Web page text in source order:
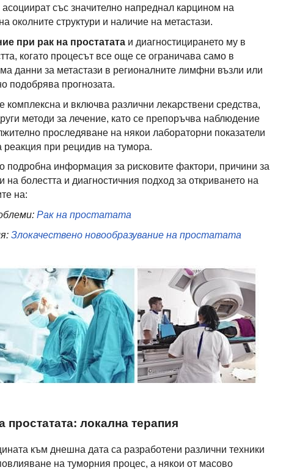
със значително напреднал карцином на
околните структури и наличие на метастази.
при рак на простатата и диагностицирането му в
когато процесът все още се ограничава само в
данни за метастази в регионалните лимфни възли или
подобрява прогнозата.
комплексна и включва различни лекарствени средства,
методи за лечение, като се препоръчва наблюдение
проследяване на някои лабораторни показатели
реакция при рецидив на тумора.
подробна информация за рисковите фактори, причини за
на болестта и диагностичния подход за откриването на
на:
Рак на простатата
Злокачествено новообразувание на простатата
простатата: локална терапия
към днешна дата са разработени различни техники
на туморния процес, а някои от масово